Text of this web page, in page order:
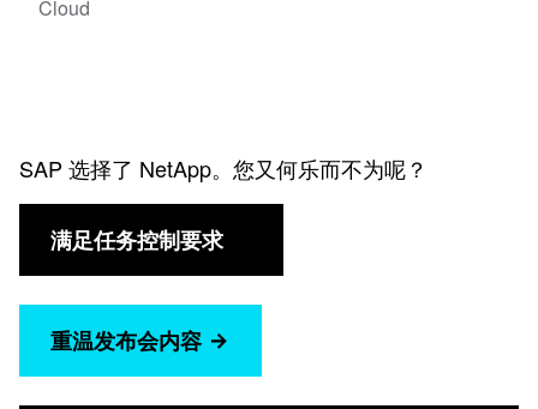
Cloud
SAP 选择了 NetApp。您又何乐而不为呢？
满足任务控制要求
重温发布会内容